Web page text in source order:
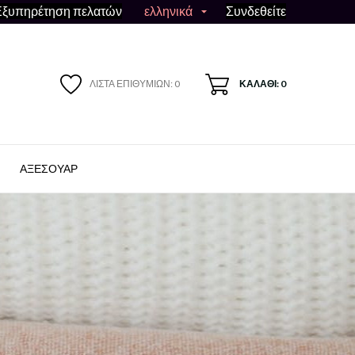
πελατών ελληνικά  Συνδεθείτε
ΛΊΣΤΑ ΕΠΙΘΥΜΙΏΝ: 0 ΚΑΛΆΘΙ: 0
ΑΞΕΣΟΥΆΡ